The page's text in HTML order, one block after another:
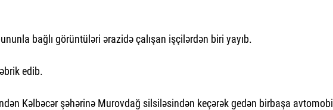
bağlı görüntüləri ərazidə çalışan işçilərdən biri yayıb.
edib.
Kəlbəcər şəhərinə Murovdağ silsiləsindən keçərək gedən birbaşa avtomobil